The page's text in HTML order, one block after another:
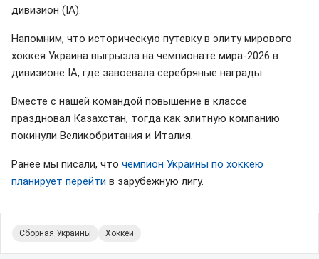
дивизион (IA).
Напомним, что историческую путевку в элиту мирового
хоккея Украина выгрызла на чемпионате мира-2026 в
дивизионе IA, где завоевала серебряные награды.
Вместе с нашей командой повышение в классе
праздновал Казахстан, тогда как элитную компанию
покинули Великобритания и Италия.
Ранее мы писали, что чемпион Украины по хоккею
планирует перейти в зарубежную лигу.
Сборная Украины Хоккей